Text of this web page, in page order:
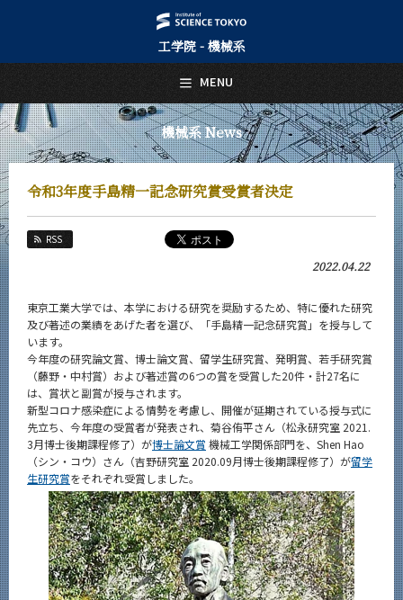
工学院 - 機械系
機械系 News
令和3年度手島精一記念研究賞受賞者決定
RSS
2022.04.22
東京工業大学では、本学における研究を奨励するため、特に優れた研究
及び著述の業績をあげた者を選び、「手島精一記念研究賞」を授与して
います。
今年度の研究論文賞、博士論文賞、留学生研究賞、発明賞、若手研究賞
（藤野・中村賞）および著述賞の6つの賞を受賞した20件・計27名に
は、賞状と副賞が授与されます。
新型コロナ感染症による情勢を考慮し、開催が延期されている授与式に
先立ち、今年度の受賞者が発表され、菊谷侑平さん（松永研究室 2021.
3月博士後期課程修了）が博士論文賞 機械工学関係部門を、Shen Hao
（シン・コウ）さん（吉野研究室 2020.09月博士後期課程修了）が留学
生研究賞をそれぞれ受賞しました。
MENU
日本語 English
トップページ
Top Page
機械系について
About Us
Education
教員・研究室
未来
Future
入学案内
Admissions
機械系 News
News
News 一覧
カテゴリ別
課程別
月別
イベントカレンダー
Event Calendar